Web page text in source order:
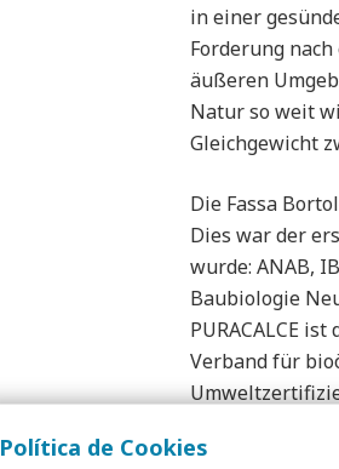
in einer
Forderung
äußeren
Natur so weit
Gleichgewicht
Die Fassa
Dies war der
wurde: ANAB,
Baubiologie
PURACALCE
Verband für
Unter den
Política de Cookies